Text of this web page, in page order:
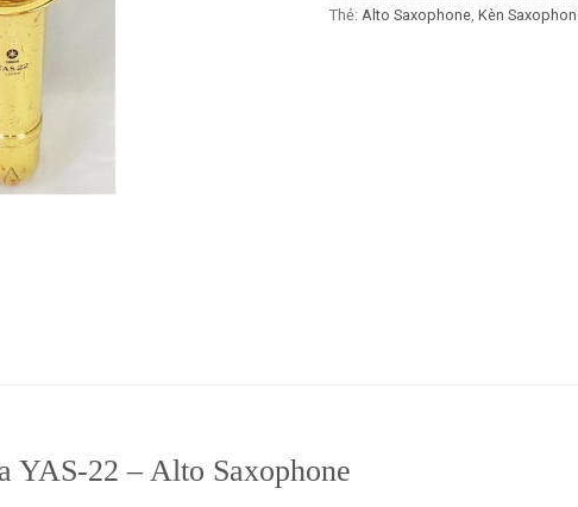
Thẻ: Alto Saxophone Kèn
YAS-22 – Alto Saxophone